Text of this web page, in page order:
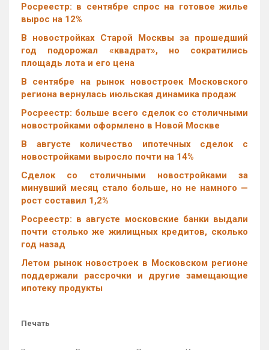
Росреестр: в сентябре спрос на готовое жилье
вырос на 12%
В новостройках Старой Москвы за прошедший
год подорожал «квадрат», но сократились
площадь лота и его цена
В сентябре на рынок новостроек Московского
региона вернулась июльская динамика продаж
Росреестр: больше всего сделок со столичными
новостройками оформлено в Новой Москве
В августе количество ипотечных сделок с
новостройками выросло почти на 14%
Cделок со столичными новостройками за
минувший месяц стало больше, но не намного —
рост составил 1,2%
Росреестр: в августе московские банки выдали
почти столько же жилищных кредитов, сколько
год назад
Летом рынок новостроек в Московском регионе
поддержали рассрочки и другие замещающие
ипотеку продукты
Печать